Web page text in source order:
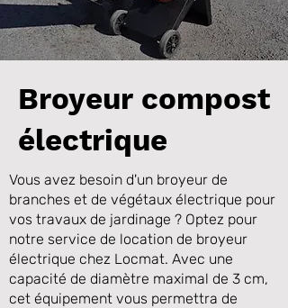
Broyeur compost
électrique
Vous avez besoin d'un broyeur de
branches et de végétaux électrique pour
vos travaux de jardinage ? Optez pour
notre service de location de broyeur
électrique chez Locmat. Avec une
capacité de diamètre maximal de 3 cm,
cet équipement vous permettra de